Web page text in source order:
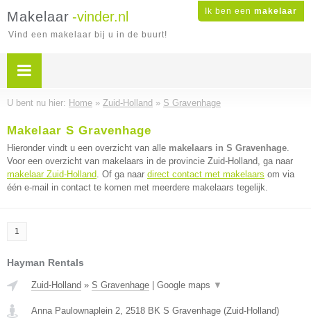
Ik ben een makelaar
Makelaar -vinder.nl
Vind een makelaar bij u in de buurt!
U bent nu hier: Home » Zuid-Holland » S Gravenhage
Makelaar S Gravenhage
Hieronder vindt u een overzicht van alle makelaars in S Gravenhage.
Voor een overzicht van makelaars in de provincie Zuid-Holland, ga naar
makelaar Zuid-Holland. Of ga naar direct contact met makelaars om via
één e-mail in contact te komen met meerdere makelaars tegelijk.
1
Hayman Rentals
Zuid-Holland » S Gravenhage Google maps ▼
Anna Paulownaplein 2, 2518 BK S Gravenhage (Zuid-Holland)